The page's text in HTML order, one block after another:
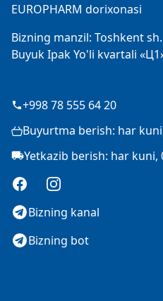
EUROPHARM dorixonasi
Bizning manzil: Toshkent
Buyuk Ipak Yo'li kvartali
+998 78 555 64 20
Buyurtma berish: har
Yetkazib berish: har kuni,
FacebookInstagram
Bizning kanal
Bizning bot